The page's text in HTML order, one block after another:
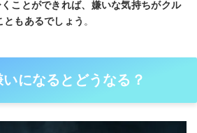
ことができれば、嫌いな気持ちがクル
ともあるでしょう 。
になるとどうなる？